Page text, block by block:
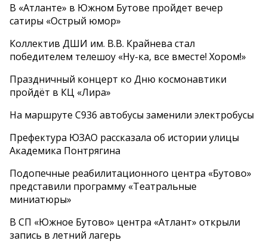
В «Атланте» в Южном Бутове пройдет вечер
сатиры «Острый юмор»
Коллектив ДШИ им. В.В. Крайнева стал
победителем телешоу «Ну-ка, все вместе! Хором!»
Праздничный концерт ко Дню космонавтики
пройдёт в КЦ «Лира»
На маршруте С936 автобусы заменили электробусы
Префектура ЮЗАО рассказала об истории улицы
Академика Понтрягина
Подопечные реабилитационного центра «Бутово»
представили программу «Театральные
миниатюры»
В СП «Южное Бутово» центра «Атлант» открыли
запись в летний лагерь